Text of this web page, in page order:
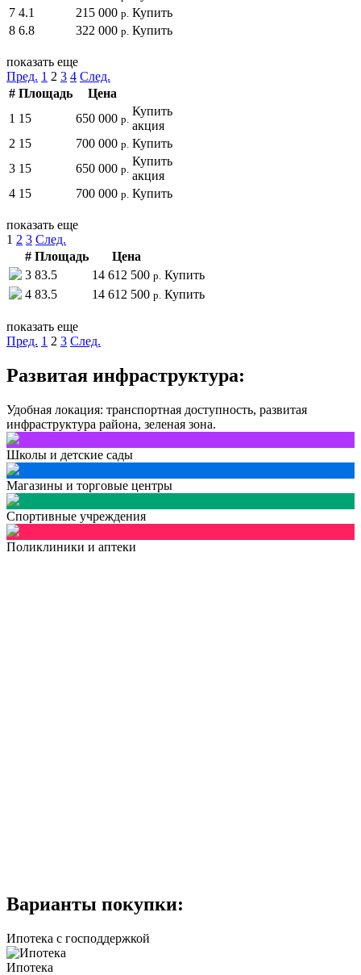
7 4.1 215 000 р. Купить
8 6.8 322 000 р. Купить
показать еще
Пред. 1 2 3 4 След.
# Площадь
Цена
1 15 650 000 р.
Купить
акция
2 15 700 000 р. Купить
3 15 650 000 р.
Купить
акция
4 15 700 000 р. Купить
показать еще
1 2 3 След.
# Площадь
Цена
3 83.5 14 612 500 р. Купить
4 83.5 14 612 500 р. Купить
показать еще
Пред. 1 2 3 След.
Развитая инфраструктура:
Удобная локация: транспортная доступность, развитая
инфраструктура района, зеленая зона.
Школы и детские сады
Магазины и торговые центры
Спортивные учреждения
Поликлиники и аптеки
Варианты покупки:
Ипотека с господдержкой
Ипотека